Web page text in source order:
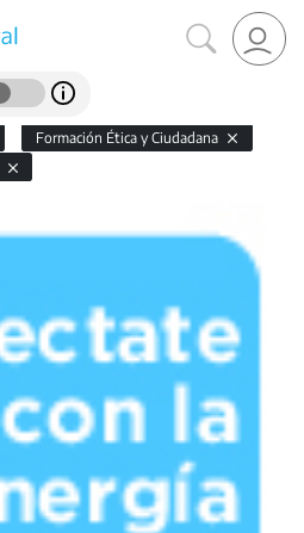
Formación Ética y Ciudadana